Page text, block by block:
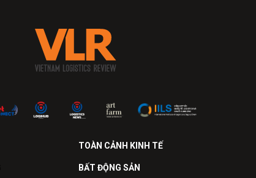
TOÀN CẢNH KINH TẾ
BẤT ĐỘNG SẢN